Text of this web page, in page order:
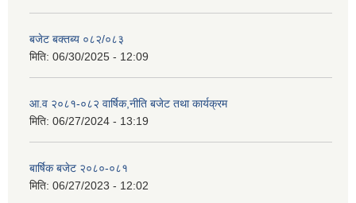
बजेट बक्तब्य ०८२/०८३
मिति: 06/30/2025 - 12:09
आ.व २०८१-०८२ वार्षिक,नीति बजेट तथा कार्यक्रम
मिति: 06/27/2024 - 13:19
बार्षिक बजेट २०८०-०८१
मिति: 06/27/2023 - 12:02